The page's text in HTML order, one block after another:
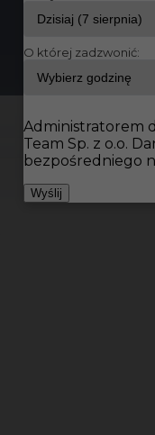
O której zadzwonić:
Administratorem
Team Sp. z o.o.
bezpośredniego
Wyślij